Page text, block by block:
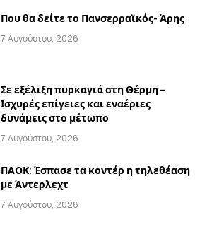
Που θα δείτε το Πανσερραϊκός- Άρης
7 Αυγούστου, 2026
Σε εξέλιξη πυρκαγιά στη Θέρμη –
Ισχυρές επίγειες και εναέριες
δυνάμεις στο μέτωπο
7 Αυγούστου, 2026
ΠΑΟΚ: Έσπασε τα κοντέρ η τηλεθέαση
με Άντερλεχτ
7 Αυγούστου, 2026